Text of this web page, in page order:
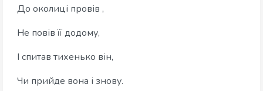
До околиці провів ,
Не повів її додому,
І спитав тихенько він,
Чи прийде вона і знову.